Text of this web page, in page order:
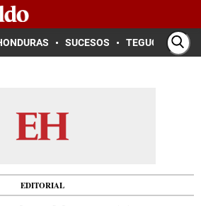
SUCESOS TEGUCIGALPA
EDITORIAL